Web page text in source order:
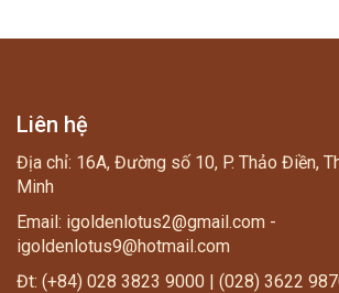
Liên hệ
Địa chỉ: 16A, Đường số 10, P. Thảo Điền,
Minh
Email: igoldenlotus2@gmail.com -
igoldenlotus9@hotmail.com
Đt: (+84) 028 3823 9000 | (028) 3622